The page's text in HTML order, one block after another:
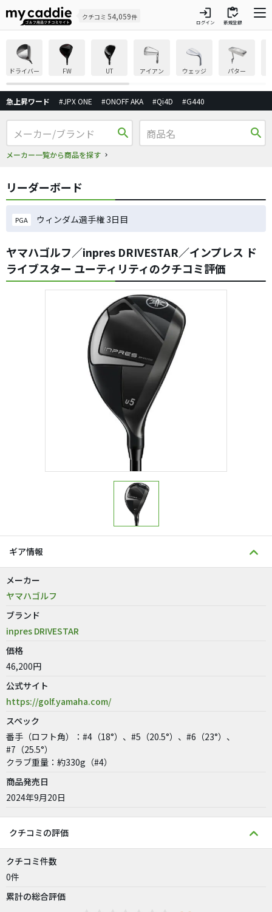
クチコミ 54,059件 login
ログイン
inventory
新規登録
ドライバー FW UT アイアン ウェッジ パター
急上昇ワード #JPX ONE #ONOFF AKA #Qi4D #G440
search
メーカー一覧から商品を探す
search
リーダーボード
PGA ウィンダム選手権 3日目
ヤマハゴルフ／inpres DRIVESTAR／インプレス ド
ライブスター ユーティリティのクチコミ評価
ギア情報
メーカー
ヤマハゴルフ
ブランド
inpres DRIVESTAR
価格
46,200円
公式サイト
https://golf.yamaha.com/
スペック
番手（ロフト角）：#4（18°）、#5（20.5°）、#6（23°）、
#7（25.5°）
クラブ重量：約330g（#4）
商品発売日
2024年9月20日
クチコミの評価
クチコミ件数
0件
累計の総合評価